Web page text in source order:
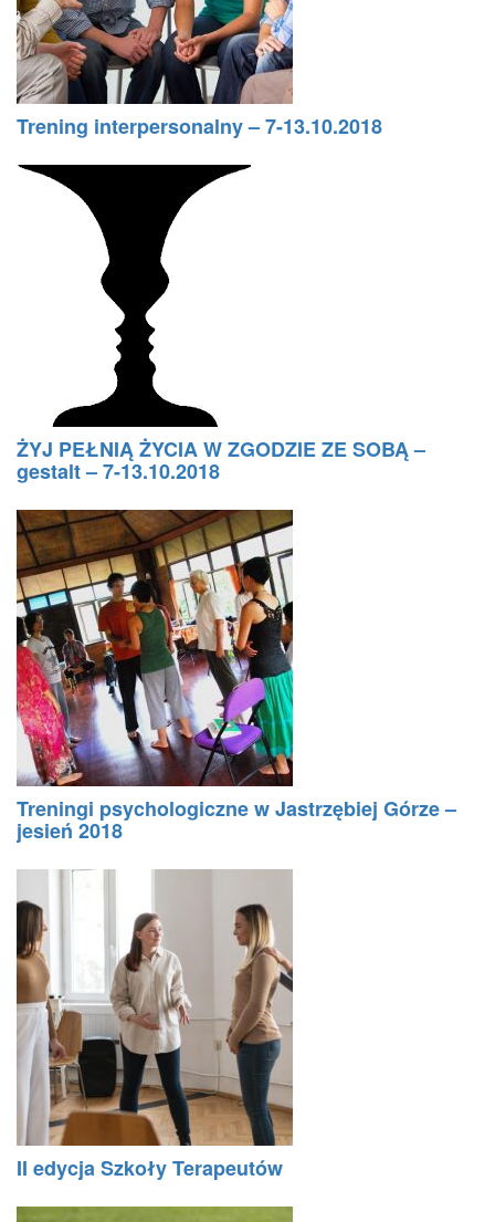
Trening interpersonalny – 7-13.10.2018
ŻYJ PEŁNIĄ ŻYCIA W ZGODZIE ZE SOBĄ –
gestalt – 7-13.10.2018
Treningi psychologiczne w Jastrzębiej Górze –
jesień 2018
II edycja Szkoły Terapeutów